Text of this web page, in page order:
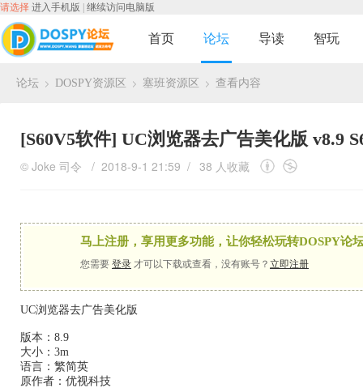
请选择 进入手机版 继续访问电脑版
首页 论坛 导读 智玩
论坛 DOSPY资源区 塞班资源区 查看内容
[S60V5软件] UC浏览器去广告美化版 v8.9
© Joke 司令 / 2018-9-1 21:59 / 38 人收藏
马上注册，享用更多功能，让你轻松玩转DOSPY论
您需要 登录 才可以下载或查看，没有账号？ 立即注册
UC浏览器去广告美化版
版本：8.9
大小：3m
语言：繁简英
原作者：优视科技